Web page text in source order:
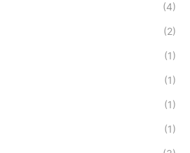
(4)
(2)
(1)
(1)
(1)
(1)